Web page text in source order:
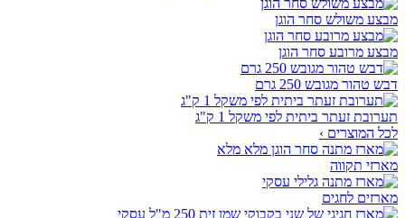
מבצע משולש סחר הוגן
מבצע מרובע סחר הוגן
דבש טהור מגובש 250 גרם
תערובת זעתר ביתית לפי משקל 1 ק"ג
לכל המוצרים ›
מארזי תקווה
מארזים לחגים